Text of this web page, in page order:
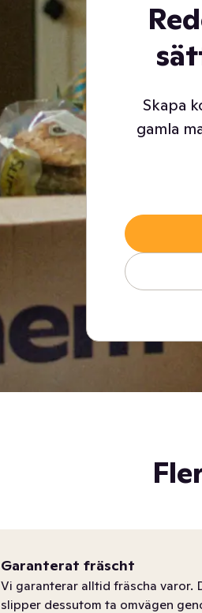
Skapa
gamla
Garanterat fräscht
Vi garanterar alltid fräscha varor.
slipper dessutom ta omvägen